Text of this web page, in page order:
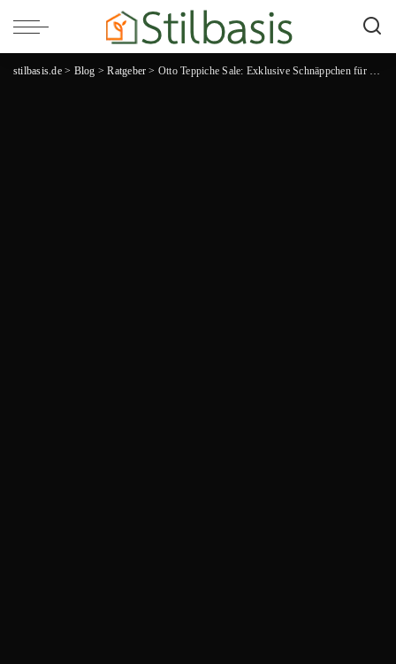
stilbasis.de> Blog >Ratgeber > Otto Teppiche Sale: Exklusive Schnäppchen für dein Zuhause